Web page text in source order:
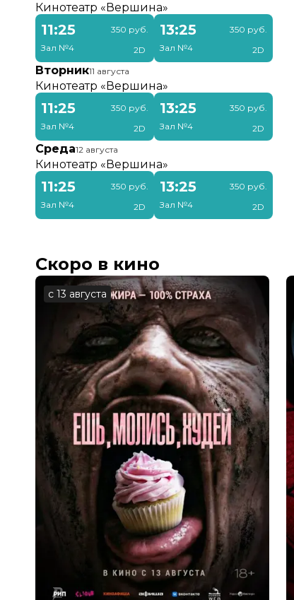
Кинотеатр « Вершина»
11:25
Зал №4
350 руб.
2D
13:25
Зал №4
350 руб.
2D
Вторник11 августа
Кинотеатр « Вершина»
11:25
Зал №4
350 руб.
2D
13:25
Зал №4
350 руб.
2D
Среда12 августа
Кинотеатр « Вершина»
11:25
Зал №4
350 руб.
2D
13:25
Зал №4
350 руб.
2D
Скоро в кино
с 13 августа